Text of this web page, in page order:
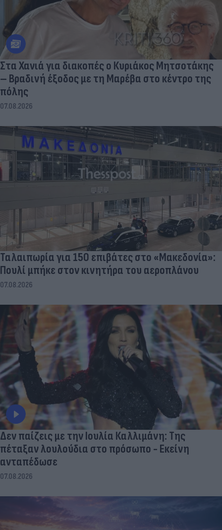
Στα Χανιά για διακοπές ο Κυριάκος Μητσοτάκης
– Βραδινή έξοδος με τη Μαρέβα στο κέντρο της
πόλης
07.08.2026
Ταλαιπωρία για 150 επιβάτες στο «Μακεδονία»:
Πουλί μπήκε στον κινητήρα του αεροπλάνου
07.08.2026
Δεν παίζεις με την Ιουλία Καλλιμάνη: Της
πέταξαν λουλούδια στο πρόσωπο - Εκείνη
ανταπέδωσε
07.08.2026